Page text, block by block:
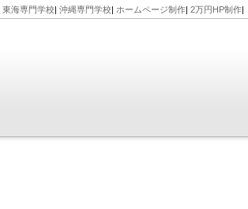
東海専門学校| 沖縄専門学校| ホームページ制作| 2万円HP制作|